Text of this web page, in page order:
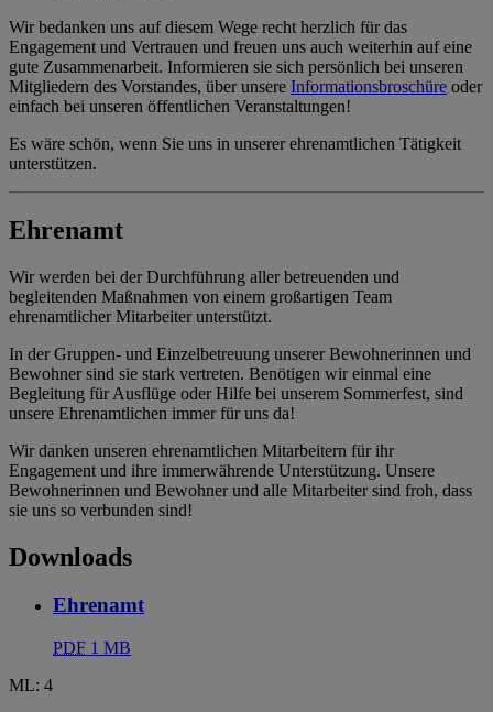
Wir bedanken uns auf diesem Wege recht herzlich für das
Engagement und Vertrauen und freuen uns auch weiterhin auf eine
gute Zusammenarbeit. Informieren sie sich persönlich bei unseren
Mitgliedern des Vorstandes, über unsere Informationsbroschüre oder
einfach bei unseren öffentlichen Veranstaltungen!
Es wäre schön, wenn Sie uns in unserer ehrenamtlichen Tätigkeit
unterstützen.
Ehrenamt
Wir werden bei der Durchführung aller betreuenden und
begleitenden Maßnahmen von einem großartigen Team
ehrenamtlicher Mitarbeiter unterstützt.
In der Gruppen- und Einzelbetreuung unserer Bewohnerinnen und
Bewohner sind sie stark vertreten. Benötigen wir einmal eine
Begleitung für Ausflüge oder Hilfe bei unserem Sommerfest, sind
unsere Ehrenamtlichen immer für uns da!
Wir danken unseren ehrenamtlichen Mitarbeitern für ihr
Engagement und ihre immerwährende Unterstützung. Unsere
Bewohnerinnen und Bewohner und alle Mitarbeiter sind froh, dass
sie uns so verbunden sind!
Downloads
Ehrenamt
PDF 1 MB
ML: 4